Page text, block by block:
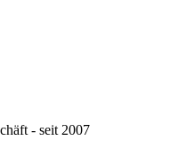
- seit 2007